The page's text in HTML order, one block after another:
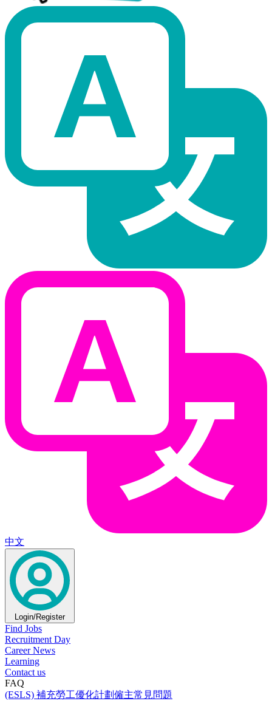
中文
Login/Register
Find Jobs
Recruitment Day
Career News
Learning
Contact us
FAQ
(ESLS) 補充勞工優化計劃僱主常見問題